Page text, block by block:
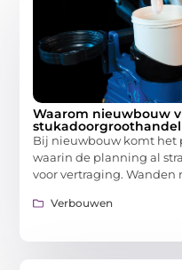
Waarom nieuwbouw
stukadoorgroothandel
Bij nieuwbouw komt het
waarin de planning al
voor vertraging.
Verbouwen